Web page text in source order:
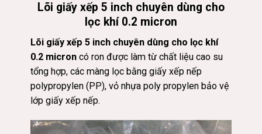
Lõi giấy xếp 5 inch chuyên dùng cho
lọc khí 0.2 micron
Lõi giấy xếp 5 inch chuyên dùng cho lọc khí
0.2 micron có ron được làm từ chất liệu cao su
tổng hợp, các màng lọc bằng giấy xếp nếp
polypropylen (PP), vỏ nhựa poly propylen bảo vệ
lớp giấy xếp nếp.